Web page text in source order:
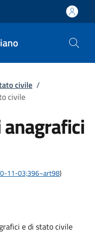
civile /
civile
11-03;396~art98)
e di stato civile